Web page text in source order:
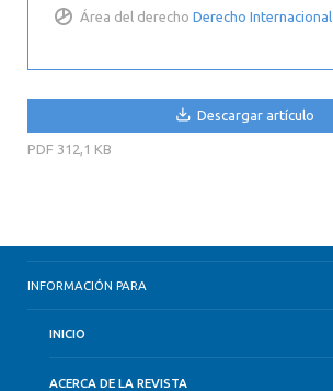
Área del derecho Derecho Internacional
Descargar artículo
PDF 312,1 KB
INFORMACIÓN PARA
INICIO
ACERCA DE LA REVISTA